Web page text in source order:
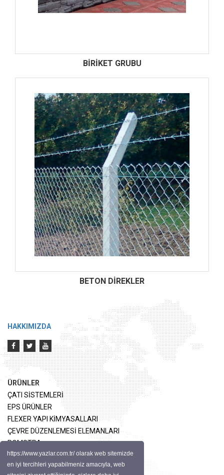
https://www.yazlar.com.tr/ olarak web sitemizde
en iyi tercihleri yapabilmeniz amacıyla, web
BİRİKET GRUBU
BETON DİREKLER
HAKKIMIZDA
ÜRÜNLER
ÇATI SİSTEMLERİ
EPS ÜRÜNLER
FLEXER YAPI KİMYASALLARI
ÇEVRE DÜZENLEMESİ ELEMANLARI
POMSTRA
İLETİŞİM